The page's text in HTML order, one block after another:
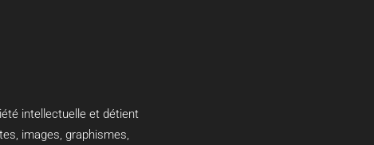
intellectuelle et détient
images, graphismes,